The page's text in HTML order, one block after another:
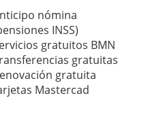
nómina
INSS)
gratuitos BMN
gratuitas
gratuita
Mastercad